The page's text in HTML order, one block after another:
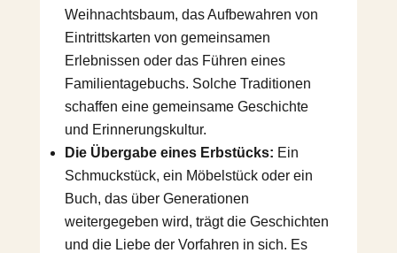
Weihnachtsbaum, das Aufbewahren von
Eintrittskarten von gemeinsamen
Erlebnissen oder das Führen eines
Familientagebuchs. Solche Traditionen
schaffen eine gemeinsame Geschichte
und Erinnerungskultur.
Die Übergabe eines Erbstücks: Ein
Schmuckstück, ein Möbelstück oder ein
Buch, das über Generationen
weitergegeben wird, trägt die Geschichten
und die Liebe der Vorfahren in sich. Es